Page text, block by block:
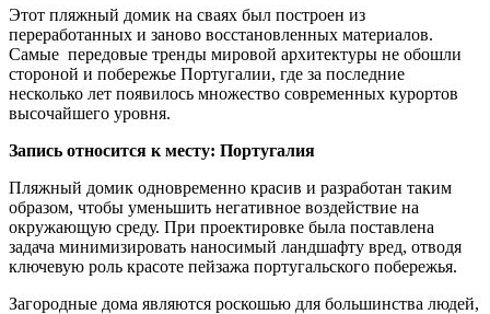
Этот пляжный домик на сваях был построен из
переработанных и заново восстановленных материалов.
Самые передовые тренды мировой архитектуры не обошли
стороной и побережье Португалии, где за последние
несколько лет появилось множество современных курортов
высочайшего уровня.
Запись относится к месту: Португалия
Пляжный домик одновременно красив и разработан таким
образом, чтобы уменьшить негативное воздействие на
окружающую среду. При проектировке была поставлена
задача минимизировать наносимый ландшафту вред, отводя
ключевую роль красоте пейзажа португальского побережья.
Загородные дома являются роскошью для большинства людей,